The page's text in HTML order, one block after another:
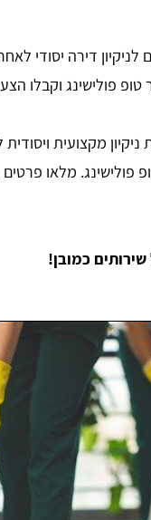
לניקיון דירה יסודי
פולישינג וקבלו
ניקיון מקצועית
פולישינג. מלאו
כמובן!
חברת ניקיון מקצועית כאשר סיימתי
ממליץ בחום